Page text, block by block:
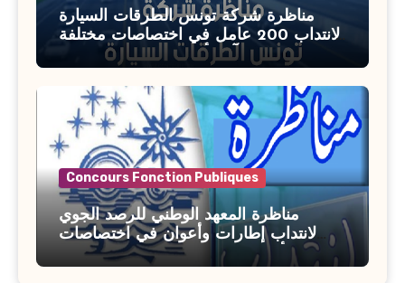
مناظرة شركة تونس الطرقات السيارة
لانتداب 200 عامل في اختصاصات مختلفة
آخر أجل : 21 جويلية 2026
Concours Fonction Publiques
مناظرة المعهد الوطني للرصد الجوي
لانتداب إطارات وأعوان في اختصاصات
مختلفة : أخر اجل للترشح 27 جويلية 2026